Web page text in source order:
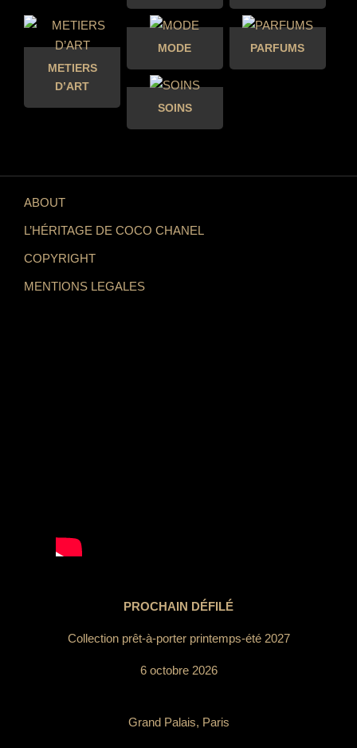
METIERS
D’ART
MODE PARFUMS
SOINS
ABOUT
L’HÉRITAGE DE COCO CHANEL
COPYRIGHT
MENTIONS LEGALES
PROCHAIN DÉFILÉ
Collection prêt-à-porter printemps-été 2027
6 octobre 2026
Grand Palais, Paris